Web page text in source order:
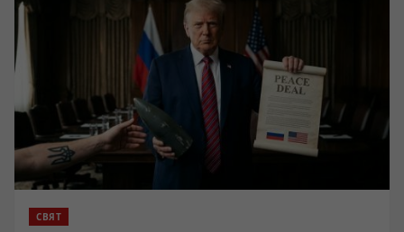
делегиране на политически и военни решения на
машини. Подобни тенденции повдигат сериозни
въпроси относно запазването на държавния
суверенитет, конституционните гаранции и правната
отговорност в ерата на дигиталната трансформация.
СВЯТ